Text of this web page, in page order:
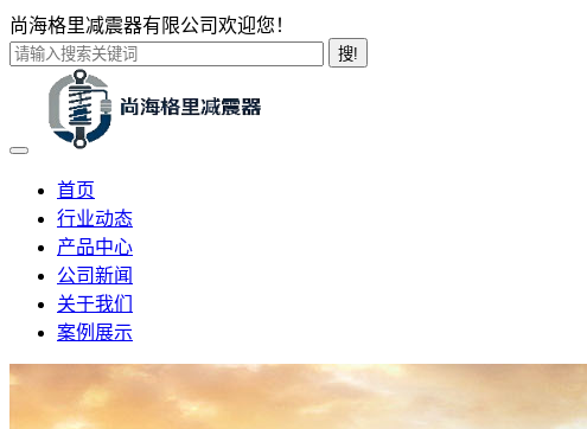
尚海格里减震器有限公司欢迎您！
搜!
首页
行业动态
产品中心
公司新闻
关于我们
案例展示